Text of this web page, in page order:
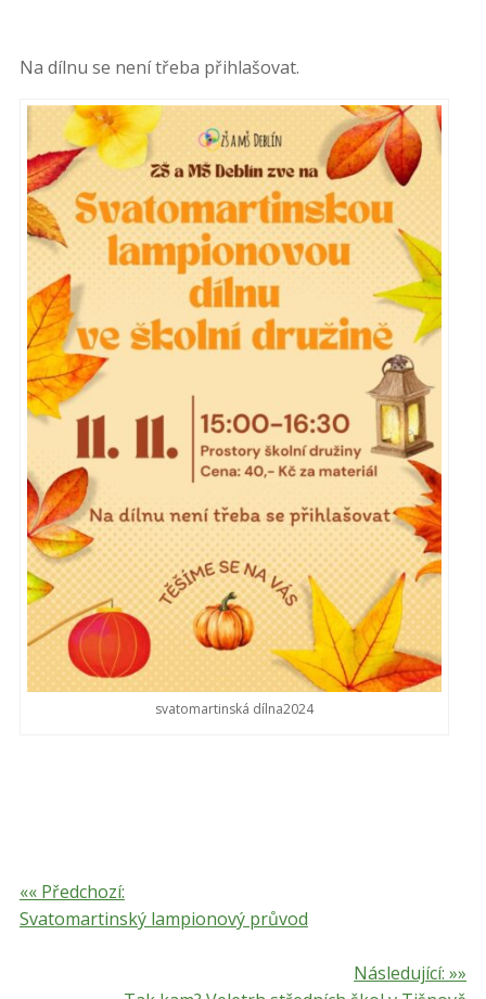
Na dílnu se není třeba přihlašovat.
svatomartinská dílna2024
«« Předchozí:
Svatomartinský lampionový průvod
Následující: »»